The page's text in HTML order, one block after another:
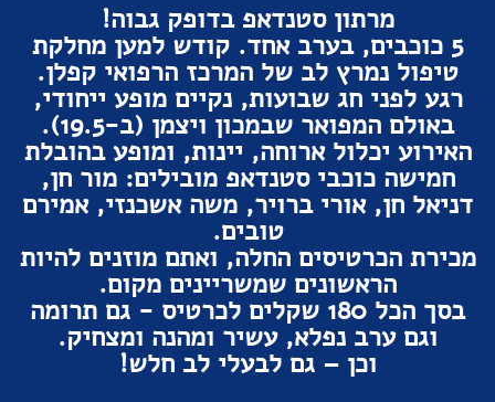
מרתון סטנדאפ בדופק גבוה!
5 כוכבים, בערב אחד. קודש למען מחלקת
טיפול נמרץ לב של המרכז הרפואי קפלן.
רגע לפני חג שבועות, נקיים מופע ייחודי,
באולם המפואר שבמכון ויצמן (ב-19.5).
האירוע יכלול ארוחה, יינות, ומופע בהובלת
חמישה כוכבי סטנדאפ מובילים: מור חן,
דניאל חן, אורי ברויר, משה אשכנזי, אמירם
טובים.
מכירת הכרטיסים החלה, ואתם מוזנים להיות
הראשונים שמשריינים מקום.
בסך הכל 180 שקלים לכרטיס - גם תרומה
וגם ערב נפלא, עשיר ומהנה ומצחיק.
וכן – גם לבעלי לב חלש!